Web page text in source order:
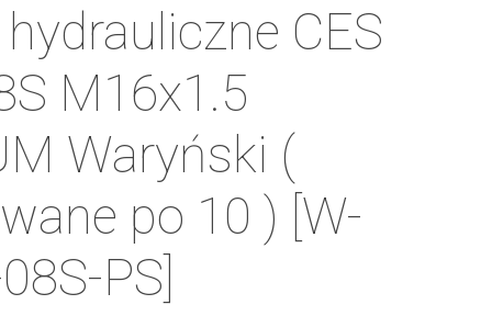
CES
M16x1.5
Waryński (
po 10 ) [W-
PS]